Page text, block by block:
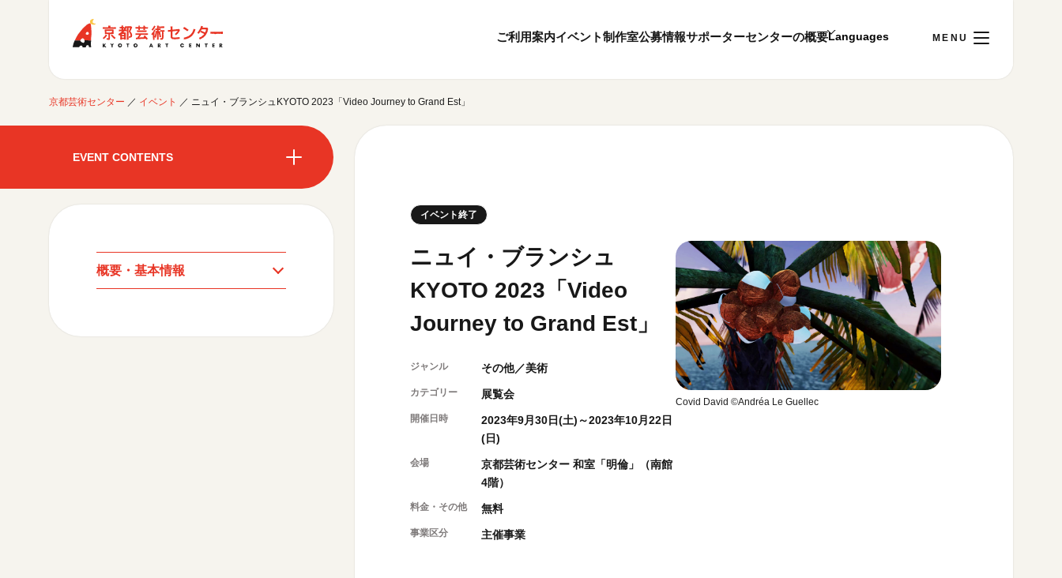
ご利用案内イベント制作室公募情報サポーターセンターの概要
ご利用案内
取材／視察・見学／撮影
イベントに参加する
開催中のイベント
制作室を使う
制作室の設備
公募情報
ボランティア・サポーター
京都芸術センターの歩み
概要・理念・運営体制
連携事業のご案内
ご利用案内
お問い合わせ
サイトポリシー&プライバシーポリシー
オフィシャルSNS
京都芸術センター ／ イベント ／ ニュイ・ブランシュKYOTO 2023「Video Journey to Grand Est」
イベント終了
ニュイ・ブランシュ
KYOTO 2023「Video
Journey to Grand Est」
ジャンル その他／美術
カテゴリー 展覧会
開催日時
2023年9月30日(土)～2023年10月22日
(日)
会場
京都芸術センター 和室「明倫」（南館
4階）
料金・その他 無料
事業区分 主催事業
Covid David ©Andréa Le Guellec
EVENT CONTENTS
開催中のイベント
月間スケジュール
これまでのイベント
概要・基本情報